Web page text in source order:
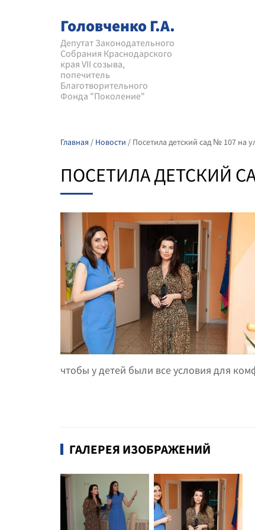
Головченко Г.А.
Депутат Законодательного
Собрания Краснодарского
края VII созыва,
попечитель
Благотворительного
Фонда "Поколение"
Главная / Новости / Посетила детский сад № 107 на
ПОСЕТИЛА ДЕТСКИЙ
чтобы у детей были все условия для
ГАЛЕРЕЯ ИЗОБРАЖЕНИЙ